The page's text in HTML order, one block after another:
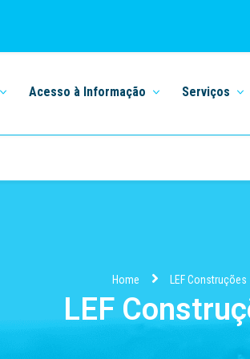
Acesso à Informação Serviços
Home LEF Construções
LEF